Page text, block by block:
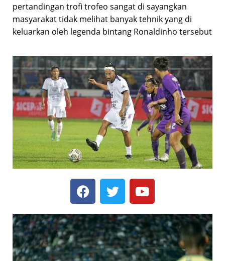
pertandingan trofi trofeo sangat di sayangkan
masyarakat tidak melihat banyak tehnik yang di
keluarkan oleh legenda bintang Ronaldinho tersebut